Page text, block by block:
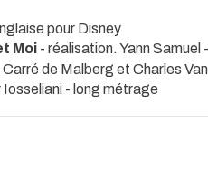
pour Disney
Moi - réalisation. Yann Samuel
de Malberg et Charles
Iosseliani - long métrage